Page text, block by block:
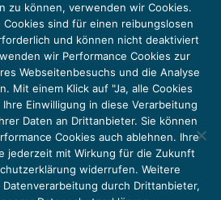
gefördert durch die Europäische Klimaschutzinitiative (EUKI).
Bundesministeriums für Umwelt, Klimaschutz,
Übergeordnetes Ziel der EUKI ist eine Intensivierung des
Wissens- und Erfahrungsaustauschs in der Europäischen Union,
Abkommens voranzutreiben.
zu können, verwenden wir Cookies.
sind für einen reibungslosen
und können nicht deaktiviert
wir Performance Cookies zur
Webseitenbesuchs und die Analyse
Mit einem Klick auf "Ja, alle Cookies
Einwilligung in diese Verarbeitung
Daten an Drittanbieter. Sie können
Cookies auch ablehnen. Ihre
jederzeit mit Wirkung für die Zukunft
widerrufen. Weitere
durch Drittanbieter,